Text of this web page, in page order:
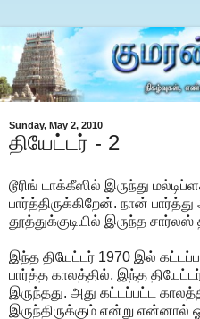
Sunday, May 2, 2010
தியேட்டர் - 2
டூரிங் டாக்கீஸில் இருந்து
பார்த்திருக்கிறேன். நான்
தூத்துக்குடியில் இருந்த சார்லஸ்
இந்த தியேட்டர் 1970 இல்
பார்த்த காலத்தில், இந்த
இருந்தது. அது கட்டப்பட்ட
இருந்திருக்கும் என்று என்னால்